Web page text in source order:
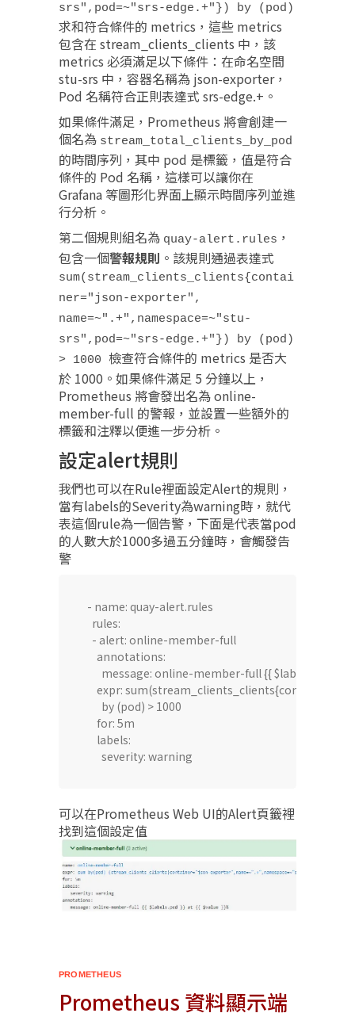
srs",pod=~"srs-edge.+"}) by (pod)
求和符合條件的 metrics，這些 metrics
包含在 stream_clients_clients 中，該
metrics 必須滿足以下條件：在命名空間
stu-srs 中，容器名稱為 json-exporter，
Pod 名稱符合正則表達式 srs-edge.+。
如果條件滿足，Prometheus 將會創建一
個名為 stream_total_clients_by_pod
的時間序列，其中 pod 是標籤，值是符合
條件的 Pod 名稱，這樣可以讓你在
Grafana 等圖形化界面上顯示時間序列並進
行分析。
第二個規則組名為 quay-alert.rules ，
包含一個警報規則 。該規則通過表達式
sum(stream_clients_clients{contai
ner="json-exporter",
name=~".+",namespace=~"stu-
srs",pod=~"srs-edge.+"}) by (pod)
> 1000 檢查符合條件的 metrics 是否大
於 1000。如果條件滿足 5 分鐘以上，
Prometheus 將會發出名為 online-
member-full 的警報，並設置一些額外的
標籤和注釋以便進一步分析。
設定alert規則
我們也可以在Rule裡面設定Alert的規則，
當有labels的Severity為warning時，就代
表這個rule為一個告警，下面是代表當pod
的人數大於1000多過五分鐘時，會觸發告
警
  - name: quay-alert.rules
    rules:
    - alert: online-member-full
      annotations:
message: online-member-full {{ $labels.pod }}
expr:
        by (pod) > 1000
      for: 5m
      labels:
        severity: warning
可以在Prometheus Web UI的Alert頁籤裡
找到這個設定值​
PROMETHEUS
Prometheus 資料顯示端​